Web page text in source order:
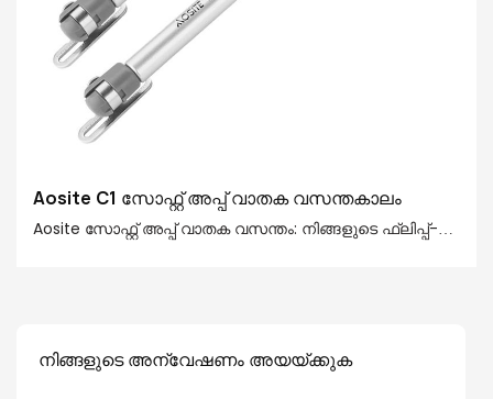
നിങ്ങളുടെ അന്വേഷണം അയയ്ക്കുക
Aosite C1 സോഫ്റ്റ് അപ്പ് വാതക വസന്തകാലം
Aosite സോഫ്റ്റ് അപ്പ് വാതക വസന്തം: നിങ്ങളുടെ ഫ്ലിപ്പ്-
അനുയോജ്യമാണ്. ഇത് ഒരു അടുക്കള മന്ത്രി കാബിനറ്റ്,